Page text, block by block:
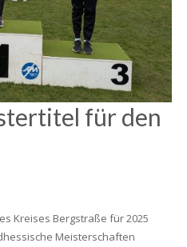
für den
Kreises Bergstraße für 2025
Meisterschaften